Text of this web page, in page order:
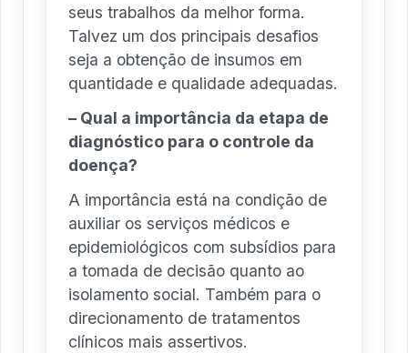
seus trabalhos da melhor forma.
Talvez um dos principais desafios
seja a obtenção de insumos em
quantidade e qualidade adequadas.
– Qual a importância da etapa de
diagnóstico para o controle da
doença?
A importância está na condição de
auxiliar os serviços médicos e
epidemiológicos com subsídios para
a tomada de decisão quanto ao
isolamento social. Também para o
direcionamento de tratamentos
clínicos mais assertivos.